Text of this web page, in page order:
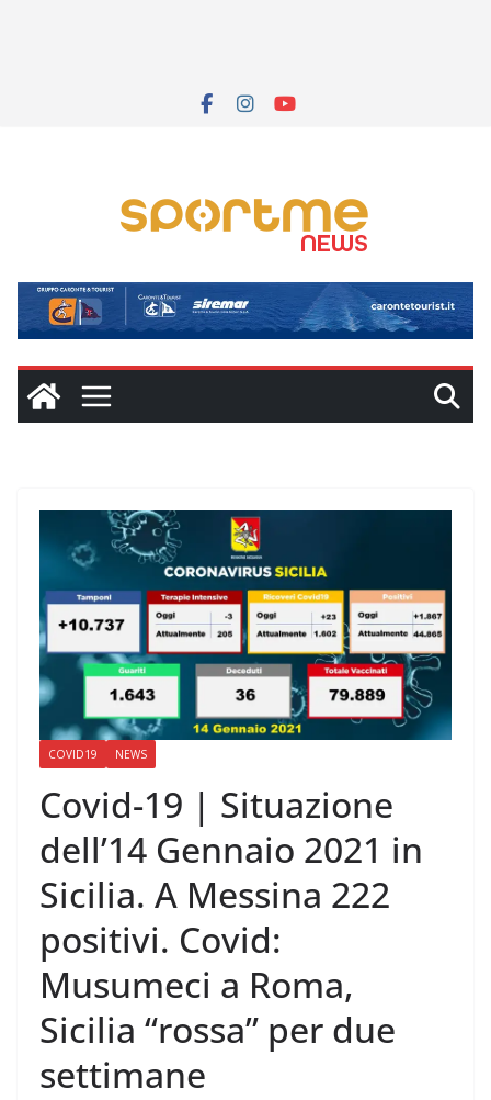
COVID19 NEWS
Covid-19 | Situazione
dell’14 Gennaio 2021 in
Sicilia. A Messina 222
positivi. Covid:
Musumeci a Roma,
Sicilia “rossa” per due
settimane